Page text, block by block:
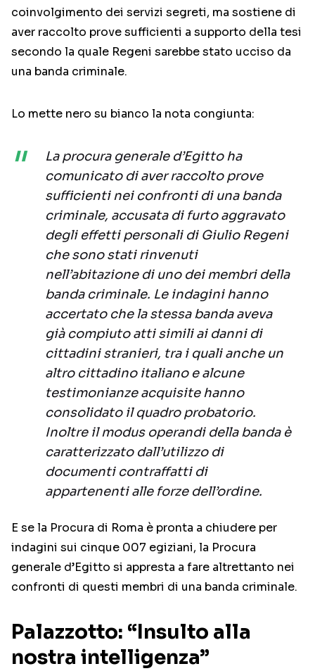
coinvolgimento dei servizi segreti, ma sostiene di
aver raccolto prove sufficienti a supporto della tesi
secondo la quale Regeni sarebbe stato ucciso da
una banda criminale.
Lo mette nero su bianco la nota congiunta:
La procura generale d’Egitto ha
comunicato di aver raccolto prove
sufficienti nei confronti di una banda
criminale, accusata di furto aggravato
degli effetti personali di Giulio Regeni
che sono stati rinvenuti
nell’abitazione di uno dei membri della
banda criminale. Le indagini hanno
accertato che la stessa banda aveva
già compiuto atti simili ai danni di
cittadini stranieri, tra i quali anche un
altro cittadino italiano e alcune
testimonianze acquisite hanno
consolidato il quadro probatorio.
Inoltre il modus operandi della banda è
caratterizzato dall’utilizzo di
documenti contraffatti di
appartenenti alle forze dell’ordine.
E se la Procura di Roma è pronta a chiudere per
indagini sui cinque 007 egiziani, la Procura
generale d’Egitto si appresta a fare altrettanto nei
confronti di questi membri di una banda criminale.
Palazzotto: “Insulto alla
nostra intelligenza”